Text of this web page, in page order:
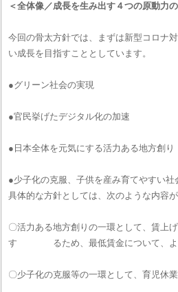
＜全体像／成長を生み出す４つの原動力
今回の骨太方針では、まずは新型コロナ
い成長を目指すこととしています。
●グリーン社会の実現
●官民挙げたデジタル化の加速
●日本全体を元気にする活力ある地方創り
●少子化の克服、子供を産み育てやすい社
具体的な方針としては、次のような内容が
〇活力ある地方創りの一環として、賃上
す るため、最低賃金について、より
〇少子化の克服等の一環として、育児休